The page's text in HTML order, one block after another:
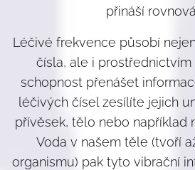
přináší
Léčivé frekvence působí
čísla, ale i prostřednictvím
schopnost přenášet
léčivých čísel zesílíte jejich
přívěsek, tělo nebo například
Voda v našem těle (tvoří
organismu) pak tyto vibrační